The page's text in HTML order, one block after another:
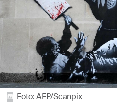
Foto: AFP/Scanpix